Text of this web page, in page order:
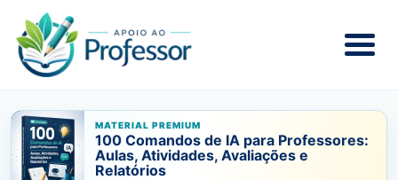
MATERIAL PREMIUM
100 Comandos de IA para Professores:
Aulas, Atividades, Avaliações e
Relatórios